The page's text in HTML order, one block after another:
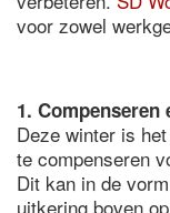
voor zowel
1. Compenseren
Deze winter is
te compenseren
Dit kan in de
uitkering boven